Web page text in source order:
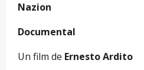
Nazion
Documental
Un film de Ernesto Ardito